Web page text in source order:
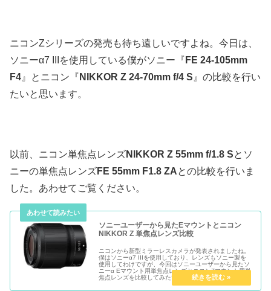
ニコンZシリーズの発売も待ち遠しいですよね。今日は、
ソニーα7 IIIを使用している僕がソニー『 FE 24-105mm
F4 』とニコン『 NIKKOR Z 24-70mm f/4 S 』の比較を行い
たいと思います。
以前、ニコン単焦点レンズNIKKOR Z 55mm f/1.8 Sとソ
ニーの単焦点レンズFE 55mm F1.8 ZAとの比較を行いま
した。あわせてご覧ください。
ソニーユーザーから見たEマウントとニコン
NIKKOR Z 単焦点レンズ比較
ニコンから新型ミラーレスカメラが発表されましたね。
僕はソニーα7 IIIを使用しており、レンズもソニー製を
使用してわけですが、今回はソニーユーザーから見たソ
ニーα Eマウント用単焦点レンズとニコンZマウント用単
焦点レンズを比較してみたいと思